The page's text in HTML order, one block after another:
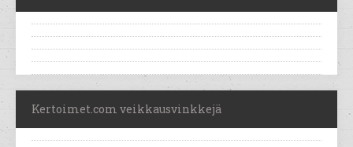
Kertoimet.com veikkausvinkkejä